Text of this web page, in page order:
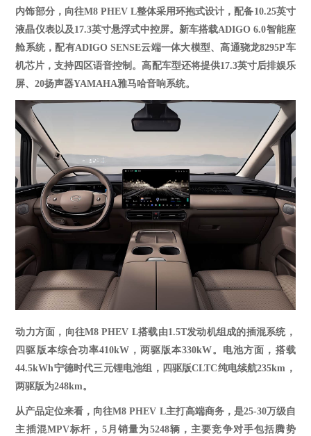
内饰部分，向往M8 PHEV L整体采用环抱式设计，配备10.25英寸
液晶仪表以及17.3英寸悬浮式中控屏。 新车搭载ADIGO 6.0智能座
舱系统，配有ADIGO SENSE云端一体大模型、高通骁龙8295P车
机芯片，支持四区语音控制。高配车型还将提供17.3英寸后排娱乐
屏、20扬声器YAMAHA雅马哈音响系统。
动力方面，向往M8 PHEV L搭载由1.5T发动机组成的插混系统，
四驱版本综合功率410kW，两驱版本330kW。电池方面，搭载
44.5kWh宁德时代三元锂电池组，四驱版CLTC纯电续航235km，
两驱版为248km。
从产品定位来看， 向往M8 PHEV L主打高端商务，是25-30万级自
主插混MPV标杆， 5月销量为5248辆，主要竞争对手包括腾势